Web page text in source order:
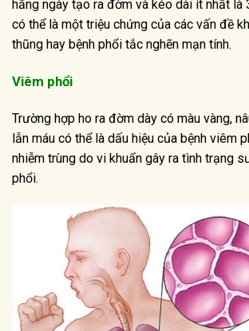
hằng ngày tạo ra đờm và kéo dài ít nhất là
có thể là một triệu chứng của các vấn đề
thũng hay bệnh phổi tắc nghẽn mạn tính.
Viêm phổi
Trường hợp ho ra đờm dày có màu vàng,
lẫn máu có thể là dấu hiệu của bệnh viêm
nhiễm trùng do vi khuẩn gây ra tình trạng
phổi.